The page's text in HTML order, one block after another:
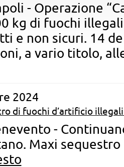
- Operazione
kg di fuochi
e non sicuri. 14
a vario titolo,
2024
di fuochi d’artificio
-
Maxi